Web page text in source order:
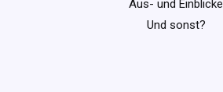
Aus- und Einblicke
Und sonst?